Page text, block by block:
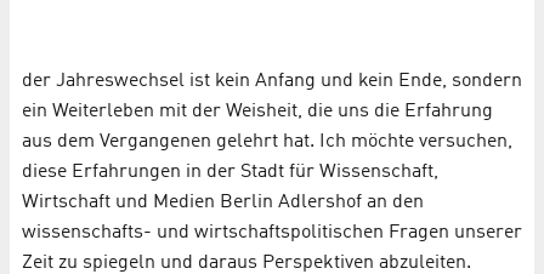
der Jahreswechsel ist kein Anfang und kein Ende, sondern
ein Weiterleben mit der Weis­heit, die uns die Erfahrung
aus dem Vergangenen gelehrt hat. Ich möchte versuchen,
diese Erfahrungen in der Stadt für Wissenschaft,
Wirtschaft und Medien Berlin Adlershof an den
wissenschafts- und wirtschaftspolitischen Fragen unserer
Zeit zu spiegeln und daraus Perspektiven abzuleiten.